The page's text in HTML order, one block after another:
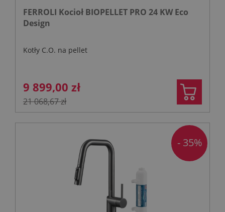
FERROLI Kocioł BIOPELLET PRO 24 KW Eco
Design
Kotły C.O. na pellet
9 899,00 zł
21 068,67 zł
- 35%